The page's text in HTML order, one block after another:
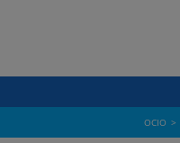
OCIO